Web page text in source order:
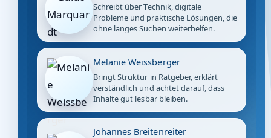
Schreibt über Technik, digitale
Probleme und praktische Lösungen, die
ohne langes Suchen weiterhelfen.
Melanie Weissberger
Bringt Struktur in Ratgeber, erklärt
verständlich und achtet darauf, dass
Inhalte gut lesbar bleiben.
Johannes Breitenreiter